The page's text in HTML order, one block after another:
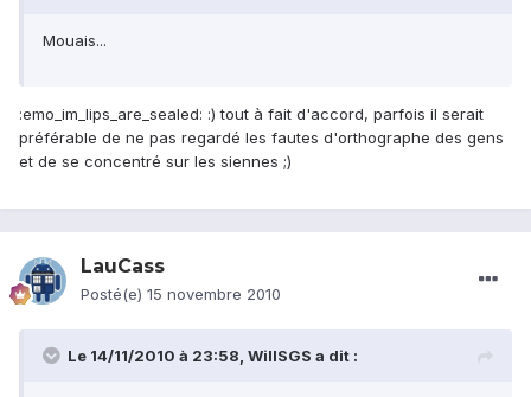
Mouais...
:emo_im_lips_are_sealed: :) tout à fait d'accord, parfois il serait
préférable de ne pas regardé les fautes d'orthographe des gens
et de se concentré sur les siennes ;)
LauCass
Posté(e) 15 novembre 2010
Le 14/11/2010 à 23:58, WillSGS a dit :